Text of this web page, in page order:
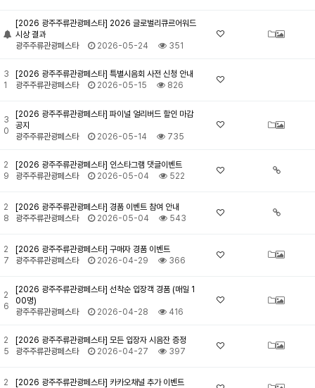
[2026 광주주류관광페스타] 2026 글로벌리큐르어워드
시상 결과
광주주류관광페스타
2026-05-24 351
3
1
[2026 광주주류관광페스타] 특별시음회 사전 신청 안내
광주주류관광페스타
2026-05-15 826
3
0
[2026 광주주류관광페스타] 파이널 얼리버드 할인 마감
공지
광주주류관광페스타
2026-05-14 735
2
9
[2026 광주주류관광페스타] 인스타그램 댓글이벤트
광주주류관광페스타
2026-05-04 522
2
8
[2026 광주주류관광페스타] 경품 이벤트 참여 안내
광주주류관광페스타
2026-05-04 543
2
7
[2026 광주주류관광페스타] 구매자 경품 이벤트
광주주류관광페스타
2026-04-29 366
2
6
[2026 광주주류관광페스타] 선착순 입장객 경품 (매일 1
00명)
광주주류관광페스타
2026-04-28 416
2
5
[2026 광주주류관광페스타] 모든 입장자 시음잔 증정
광주주류관광페스타
2026-04-27 397
2
[2026 광주주류관광페스타] 카카오채널 추가 이벤트